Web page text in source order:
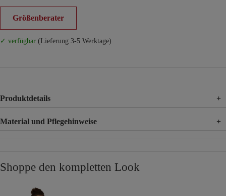
Größenberater
✓ verfügbar (Lieferung 3-5 Werktage)
Produktdetails +
Material und Pflegehinweise +
Shoppe den kompletten Look